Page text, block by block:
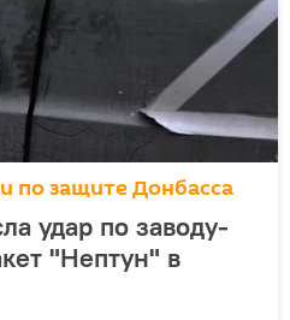
по защите Донбасса
удар по заводу-
"Нептун" в